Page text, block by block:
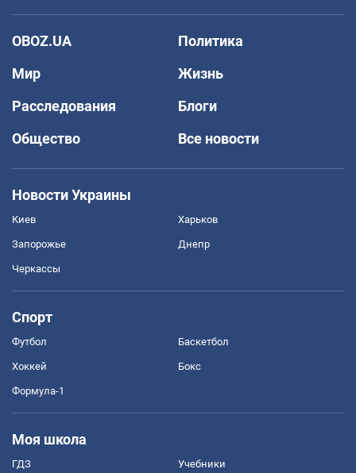
OBOZ.UA
Политика
Мир
Жизнь
Расследования
Блоги
Общество
Все новости
Новости Украины
Киев Харьков
Запорожье Днепр
Черкассы
Спорт
Футбол Баскетбол
Хоккей Бокс
Формула-1
Моя школа
ГДЗ Учебники